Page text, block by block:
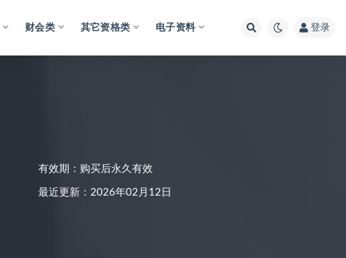
财会类 其它资格类 电子资料 登录
有效期：购买后永久有效
最近更新：2026年02月12日